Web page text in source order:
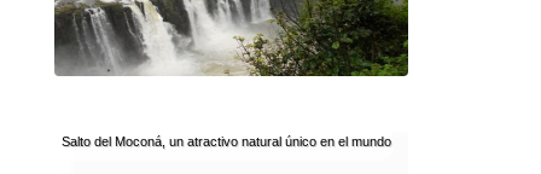
Salto del Moconá, un atractivo natural único en el mundo